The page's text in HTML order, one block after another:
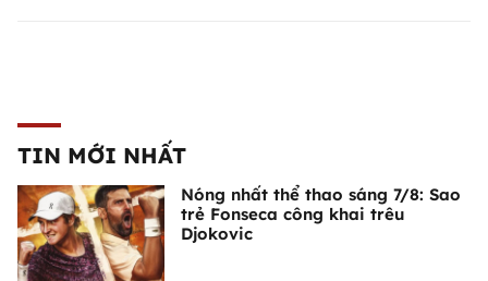
TIN MỚI NHẤT
Nóng nhất thể thao sáng 7/8: Sao
trẻ Fonseca công khai trêu
Djokovic